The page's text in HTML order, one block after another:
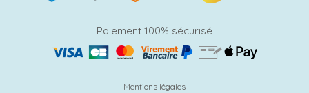
Paiement 100% sécurisé
Mentions légales